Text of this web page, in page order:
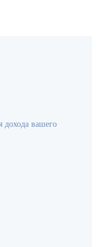
дохода вашего